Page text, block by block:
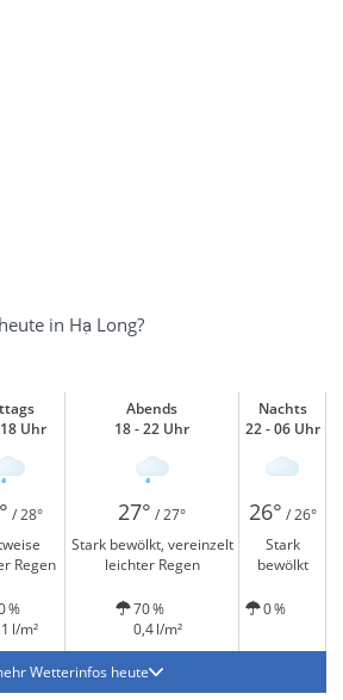
in Hạ Long?
Uhr
Abends
18 - 22 Uhr
Nachts
22 - 06 Uhr
/ 28° 27° / 27° 26° / 26°
Regen
Stark bewölkt, vereinzelt
leichter Regen
Stark
bewölkt
%
l/m²
70 %
0,4 l/m²
0 %
Wetterinfos heute